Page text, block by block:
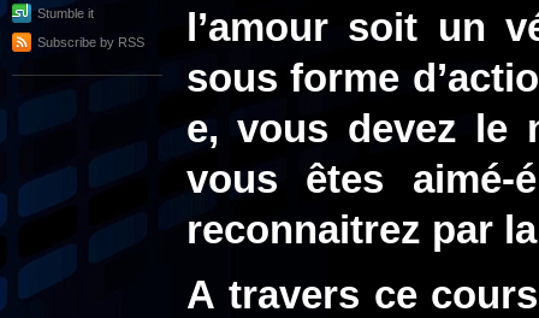
Stumble it
Subscribe by RSS
l’amour soit un
sous forme
e, vous devez le
vous êtes
reconnaitrez par
A travers ce